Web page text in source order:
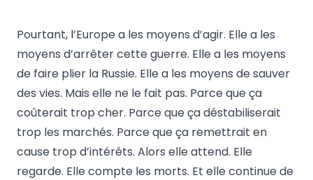
Pourtant, l’Europe a les moyens d’agir. Elle a les
moyens d’arrêter cette guerre. Elle a les moyens
de faire plier la Russie. Elle a les moyens de sauver
des vies. Mais elle ne le fait pas. Parce que ça
coûterait trop cher. Parce que ça déstabiliserait
trop les marchés. Parce que ça remettrait en
cause trop d’intérêts. Alors elle attend. Elle
regarde. Elle compte les morts. Et elle continue de